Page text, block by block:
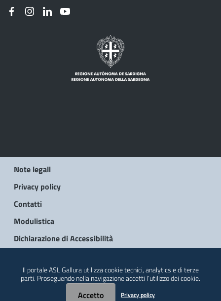
Note legali
Privacy policy
Contatti
Modulistica
Dichiarazione di Accessibilità
Il portale ASL Gallura utilizza cookie tecnici, analytics e di terze
parti. Proseguendo nella navigazione accetti l’utilizzo dei cookie.
Accetto Privacy policy